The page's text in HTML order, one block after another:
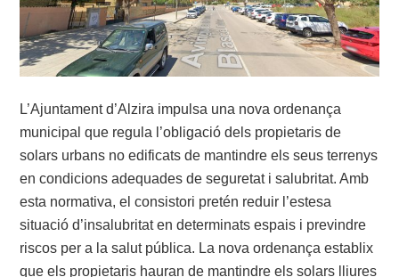
L’Ajuntament d’Alzira impulsa una nova ordenança
municipal que regula l’obligació dels propietaris de
solars urbans no edificats de mantindre els seus terrenys
en condicions adequades de seguretat i salubritat. Amb
esta normativa, el consistori pretén reduir l’estesa
situació d’insalubritat en determinats espais i previndre
riscos per a la salut pública. La nova ordenança establix
que els propietaris hauran de mantindre els solars lliures